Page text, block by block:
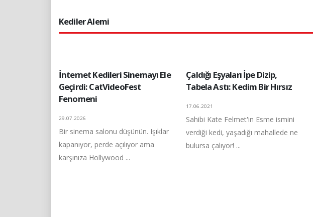
Kediler Alemi
İnternet Kedileri Sinemayı Ele
Geçirdi: CatVideoFest
Fenomeni
29.07.2026
Bir sinema salonu düşünün. Işıklar
kapanıyor, perde açılıyor ama
karşınıza Hollywood ...
Çaldığı Eşyaları İpe Dizip,
Tabela Astı: Kedim Bir Hırsız
17.06.2021
Sahibi Kate Felmet'in Esme ismini
verdiği kedi, yaşadığı mahallede ne
bulursa çalıyor! ...